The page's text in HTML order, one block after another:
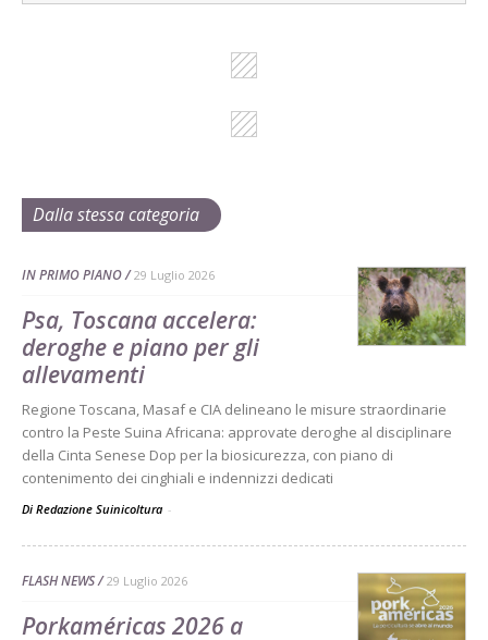
Dalla stessa categoria
IN PRIMO PIANO 29 Luglio 2026
Psa, Toscana accelera:
deroghe e piano per gli
allevamenti
Regione Toscana, Masaf e CIA delineano le misure straordinarie
contro la Peste Suina Africana: approvate deroghe al disciplinare
della Cinta Senese Dop per la biosicurezza, con piano di
contenimento dei cinghiali e indennizzi dedicati
Di Redazione Suinicoltura -
FLASH NEWS 29 Luglio 2026
Porkaméricas 2026 a